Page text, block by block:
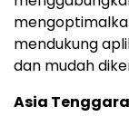
mendukung
dan mudah
Asia